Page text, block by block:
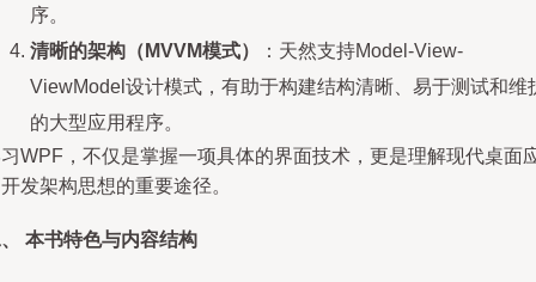
序。
清晰的架构（MVVM模式）
：天然支持Model-View-
ViewModel设计模式，有助于构建结构清晰、易于测试和维
的大型应用程序。
WPF，不仅是掌握一项具体的界面技术，更是理解现代桌面
发架构思想的重要途径。
本书特色与内容结构